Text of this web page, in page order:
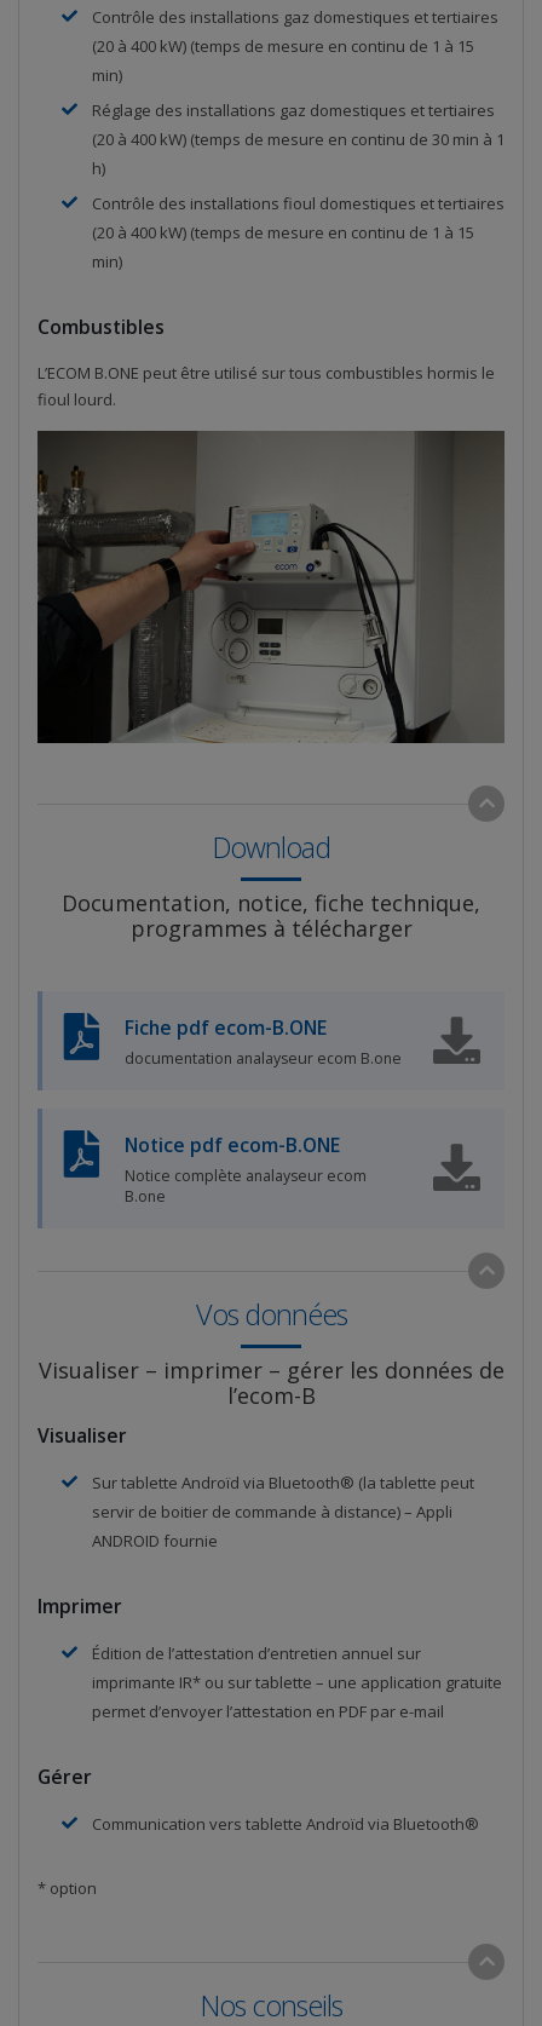
Contrôle des installations gaz domestiques et tertiaires
(20 à 400 kW) (temps de mesure en continu de 1 à 15
min)
Réglage des installations gaz domestiques et tertiaires
(20 à 400 kW) (temps de mesure en continu de 30 min à 1
h)
Contrôle des installations fioul domestiques et tertiaires
(20 à 400 kW) (temps de mesure en continu de 1 à 15
min)
Combustibles
L’ECOM B.ONE peut être utilisé sur tous combustibles hormis le
fioul lourd.
Download
Documentation, notice, fiche technique,
programmes à télécharger
Fiche pdf ecom-B.ONE
documentation analayseur ecom B.one
Notice pdf ecom-B.ONE
Notice complète analayseur ecom
B.one
Vos données
Visualiser – imprimer – gérer les données de
l’ecom-B
Visualiser
Sur tablette Androïd via Bluetooth® (la tablette peut
servir de boitier de commande à distance) – Appli
ANDROID fournie
Imprimer
Édition de l’attestation d’entretien annuel sur
imprimante IR* ou sur tablette – une application gratuite
permet d’envoyer l’attestation en PDF par e-mail
Gérer
Communication vers tablette Androïd via Bluetooth®
* option
Nos conseils